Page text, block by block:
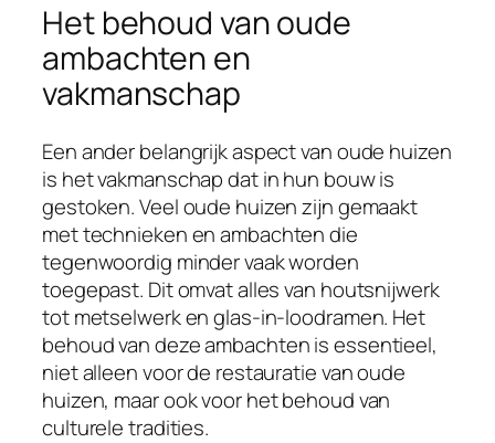
Het behoud van oude
ambachten en
vakmanschap
Een ander belangrijk aspect van oude huizen
is het vakmanschap dat in hun bouw is
gestoken. Veel oude huizen zijn gemaakt
met technieken en ambachten die
tegenwoordig minder vaak worden
toegepast. Dit omvat alles van houtsnijwerk
tot metselwerk en glas-in-loodramen. Het
behoud van deze ambachten is essentieel,
niet alleen voor de restauratie van oude
huizen, maar ook voor het behoud van
culturele tradities.